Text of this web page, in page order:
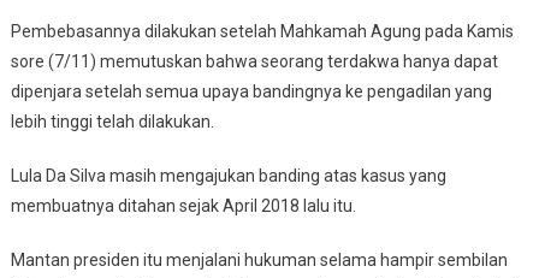
Pembebasannya dilakukan setelah Mahkamah Agung pada Kamis
sore (7/11) memutuskan bahwa seorang terdakwa hanya dapat
dipenjara setelah semua upaya bandingnya ke pengadilan yang
lebih tinggi telah dilakukan.
Lula Da Silva masih mengajukan banding atas kasus yang
membuatnya ditahan sejak April 2018 lalu itu.
Mantan presiden itu menjalani hukuman selama hampir sembilan